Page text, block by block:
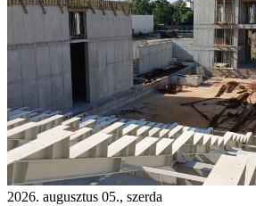
2026. augusztus 05., szerda